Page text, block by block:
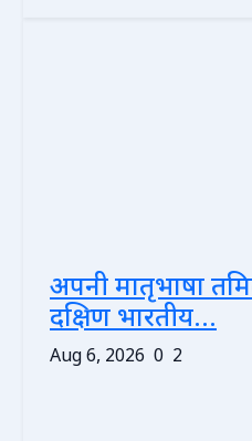
अपनी मातृभाषा
दक्षिण भारतीय...
Aug 6, 2026 0 2